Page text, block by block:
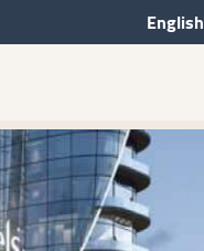
English